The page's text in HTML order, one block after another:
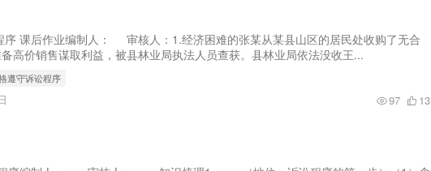
序 课后作业编制人： 审核人：1.经济困难的张某从某县山区的居民处收购了无合
高价销售谋取利益，被县林业局执法人员查获。县林业局依法没收王...
遵守诉讼程序
97 13